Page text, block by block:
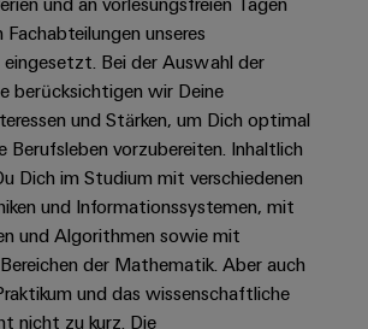
unseres
eingesetzt. Bei der Auswahl der
berücksichtigen wir Deine
und Stärken, um Dich optimal
Berufsleben vorzubereiten. Inhaltlich
Dich im Studium mit verschiedenen
und Informationssystemen, mit
und Algorithmen sowie mit
der Mathematik. Aber auch
und das wissenschaftliche
nicht zu kurz. Die